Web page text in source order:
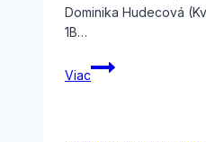
Dominika Hudecová
1B…
Viac
Okresné
kolo